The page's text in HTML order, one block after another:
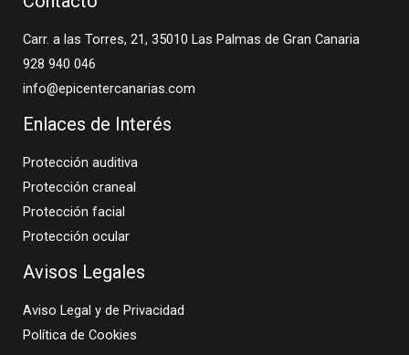
Carr. a las Torres, 21, 35010 Las Palmas de Gran Canaria
928 940 046
info@epicentercanarias.com
Enlaces de Interés
Protección auditiva
Protección craneal
Protección facial
Protección ocular
Avisos Legales
Aviso Legal y de Privacidad
Política de Cookies